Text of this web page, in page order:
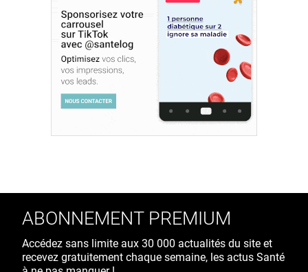
ABONNEMENT PREMIUM
Accédez sans limite aux 30 000 actualités du site et
recevez gratuitement chaque semaine, les actus Santé